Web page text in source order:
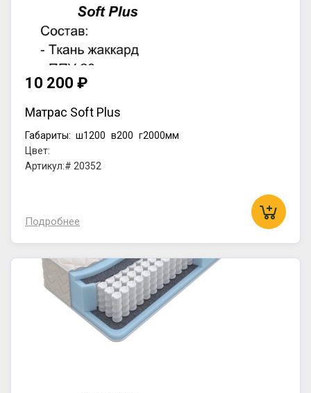
10 200 ₽
Матрас Soft Plus
Габариты: ш1200 в200 г2000мм
Цвет:
Артикул:# 20352
Подробнее